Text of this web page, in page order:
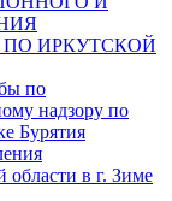
ИРКУТСКОЙ
по
надзору по
Бурятия
области в г. Зиме